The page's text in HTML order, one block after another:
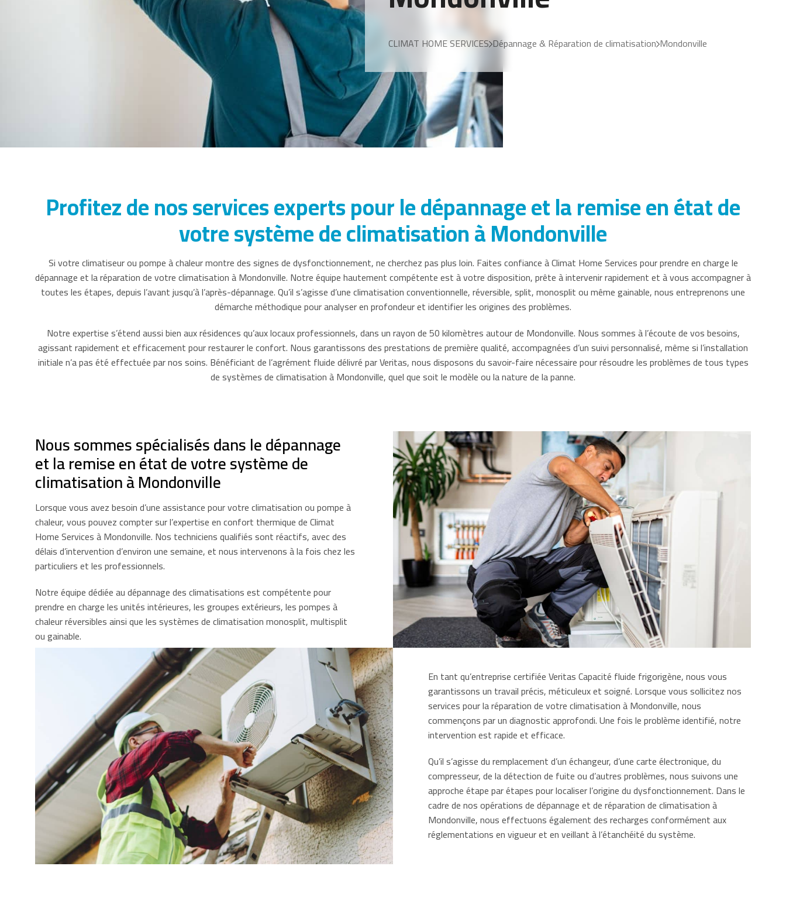
CLIMAT HOME SERVICES Dépannage & Réparation de climatisation Mondonville
Profitez de nos services experts pour le dépannage et la remise en état de
votre système de climatisation à Mondonville
Si votre climatiseur ou pompe à chaleur montre des signes de dysfonctionnement, ne cherchez pas plus loin. Faites confiance à Climat Home Services pour prendre en charge le
dépannage et la réparation de votre climatisation à Mondonville. Notre équipe hautement compétente est à votre disposition, prête à intervenir rapidement et à vous accompagner à
toutes les étapes, depuis l’avant jusqu’à l’après-dépannage. Qu’il s’agisse d’une climatisation conventionnelle, réversible, split, monosplit ou même gainable, nous entreprenons une
démarche méthodique pour analyser en profondeur et identifier les origines des problèmes.
Notre expertise s’étend aussi bien aux résidences qu’aux locaux professionnels, dans un rayon de 50 kilomètres autour de Mondonville. Nous sommes à l’écoute de vos besoins,
agissant rapidement et efficacement pour restaurer le confort. Nous garantissons des prestations de première qualité, accompagnées d’un suivi personnalisé, même si l’installation
initiale n’a pas été effectuée par nos soins. Bénéficiant de l’agrément fluide délivré par Veritas, nous disposons du savoir-faire nécessaire pour résoudre les problèmes de tous types
de systèmes de climatisation à Mondonville, quel que soit le modèle ou la nature de la panne.
Nous sommes spécialisés dans le dépannage
et la remise en état de votre système de
climatisation à Mondonville
Lorsque vous avez besoin d’une assistance pour votre climatisation ou pompe à
chaleur, vous pouvez compter sur l’expertise en confort thermique de Climat
Home Services à Mondonville. Nos techniciens qualifiés sont réactifs, avec des
délais d’intervention d’environ une semaine, et nous intervenons à la fois chez les
particuliers et les professionnels.
Notre équipe dédiée au dépannage des climatisations est compétente pour
prendre en charge les unités intérieures, les groupes extérieurs, les pompes à
chaleur réversibles ainsi que les systèmes de climatisation monosplit, multisplit
ou gainable.
En tant qu’entreprise certifiée Veritas Capacité fluide frigorigène, nous vous
garantissons un travail précis, méticuleux et soigné. Lorsque vous sollicitez nos
services pour la réparation de votre climatisation à Mondonville, nous
commençons par un diagnostic approfondi. Une fois le problème identifié, notre
intervention est rapide et efficace.
Qu’il s’agisse du remplacement d’un échangeur, d’une carte électronique, du
compresseur, de la détection de fuite ou d’autres problèmes, nous suivons une
approche étape par étapes pour localiser l’origine du dysfonctionnement. Dans le
cadre de nos opérations de dépannage et de réparation de climatisation à
Mondonville, nous effectuons également des recharges conformément aux
réglementations en vigueur et en veillant à l’étanchéité du système.